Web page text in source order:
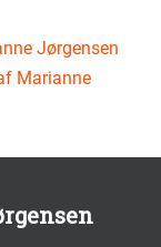
Jørgensen
Marianne